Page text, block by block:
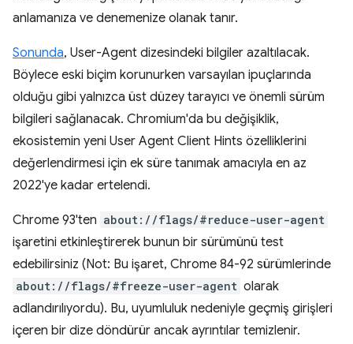
anlamanıza ve denemenize olanak tanır.
Sonunda, User-Agent dizesindeki bilgiler azaltılacak.
Böylece eski biçim korunurken varsayılan ipuçlarında
olduğu gibi yalnızca üst düzey tarayıcı ve önemli sürüm
bilgileri sağlanacak. Chromium'da bu değişiklik,
ekosistemin yeni User Agent Client Hints özelliklerini
değerlendirmesi için ek süre tanımak amacıyla en az
2022'ye kadar ertelendi.
Chrome 93'ten about://flags/#reduce-user-agent
işaretini etkinleştirerek bunun bir sürümünü test
edebilirsiniz (Not: Bu işaret, Chrome 84-92 sürümlerinde
about://flags/#freeze-user-agent olarak
adlandırılıyordu). Bu, uyumluluk nedeniyle geçmiş girişleri
içeren bir dize döndürür ancak ayrıntılar temizlenir.